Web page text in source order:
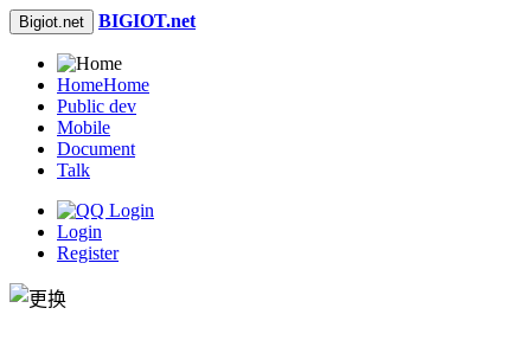
Bigiot.net BIGIOT.net
HomeHome
Public dev
Mobile
Document
Talk
Login
Register